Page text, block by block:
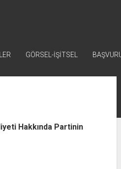
GÖRSEL-İŞİTSEL
Hakkında Partinin